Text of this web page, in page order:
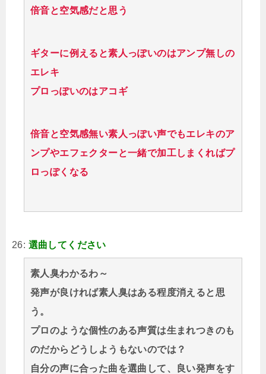
倍音と空気感だと思う
ギターに例えると素人っぽいのはアンプ無しの
エレキ
プロっぽいのはアコギ
倍音と空気感無い素人っぽい声でもエレキのア
ンプやエフェクターと一緒で加工しまくればプ
ロっぽくなる
26: 選曲してください
素人臭わかるわ～
発声が良ければ素人臭はある程度消えると思
う。
プロのような個性のある声質は生まれつきのも
のだからどうしようもないのでは？
自分の声に合った曲を選曲して、良い発声をす